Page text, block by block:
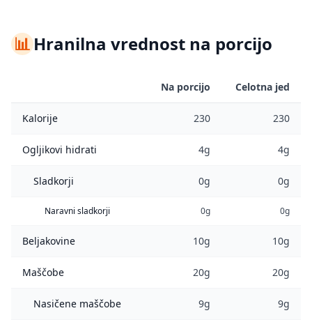
📊Hranilna vrednost na porcijo
Na porcijo Celotna jed
Kalorije 230 230
Ogljikovi hidrati 4g 4g
Sladkorji 0g 0g
Naravni sladkorji 0g 0g
Beljakovine 10g 10g
Maščobe 20g 20g
Nasičene maščobe 9g 9g